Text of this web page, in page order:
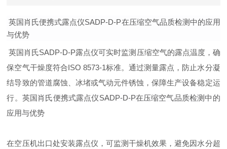
英国肖氏便携式露点仪SADP-D-P在压缩空气品质检测中的应用
与优势
英国肖氏SADP-D-P露点仪可实时监测压缩空气的露点温度，确
保空气干燥度符合ISO 8573-1标准。通过测量露点，防止水分凝
结导致的管道腐蚀、冰堵或气动元件锈蚀，保障生产设备稳定运
行。 英国肖氏便携式露点仪SADP-D-P在压缩空气品质检测中的
应用与优势
在空压机出口处安装露点仪，可监测干燥机效果，避免因水分超